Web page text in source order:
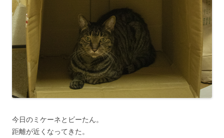
今日のミケーネとビーたん。
距離が近くなってきた。